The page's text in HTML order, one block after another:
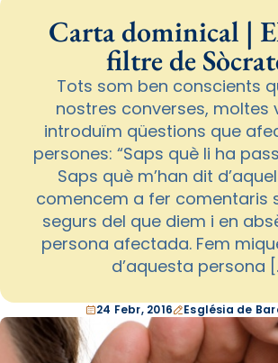
Carta dominical |
filtre de
Tots som ben conscients
nostres converses, moltes
introduïm qüestions que
persones: “Saps què li ha
Saps què m’han dit
comencem a fer comentaris
segurs del que diem i en
persona afectada. Fem
d’aquesta persona
24 Febr, 2016 Església de